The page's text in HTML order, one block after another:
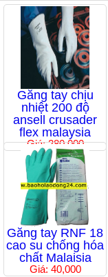
Găng tay chịu
nhiệt 200 độ
ansell crusader
flex malaysia
Giá: 280,000
Găng tay RNF 18
cao su chống hóa
chất Malaisia
Giá: 40,000